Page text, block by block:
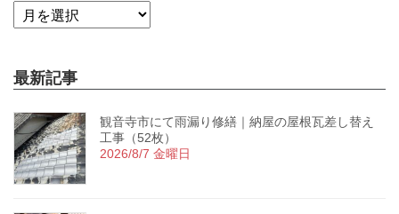
最新記事
観音寺市にて雨漏り修繕｜納屋の屋根瓦差し替え
工事（52枚）
2026/8/7 金曜日